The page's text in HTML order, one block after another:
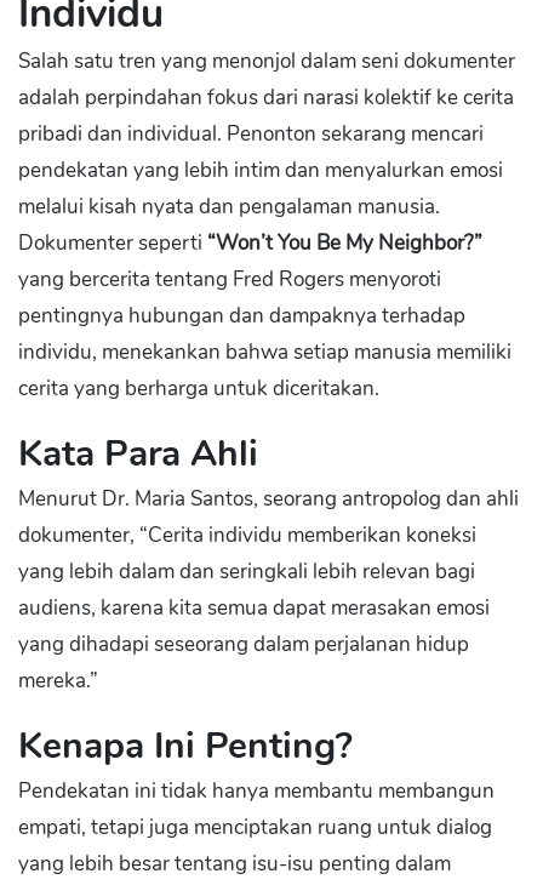
Individu
Salah satu tren yang menonjol dalam seni dokumenter
adalah perpindahan fokus dari narasi kolektif ke cerita
pribadi dan individual. Penonton sekarang mencari
pendekatan yang lebih intim dan menyalurkan emosi
melalui kisah nyata dan pengalaman manusia.
Dokumenter seperti “Won’t You Be My Neighbor?”
yang bercerita tentang Fred Rogers menyoroti
pentingnya hubungan dan dampaknya terhadap
individu, menekankan bahwa setiap manusia memiliki
cerita yang berharga untuk diceritakan.
Kata Para Ahli
Menurut Dr. Maria Santos, seorang antropolog dan ahli
dokumenter, “Cerita individu memberikan koneksi
yang lebih dalam dan seringkali lebih relevan bagi
audiens, karena kita semua dapat merasakan emosi
yang dihadapi seseorang dalam perjalanan hidup
mereka.”
Kenapa Ini Penting?
Pendekatan ini tidak hanya membantu membangun
empati, tetapi juga menciptakan ruang untuk dialog
yang lebih besar tentang isu-isu penting dalam